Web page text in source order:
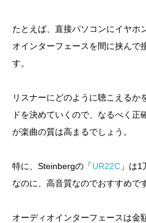
たとえば、直接パソコンにイヤホ
オインターフェースを間に挟んで
す。
リスナーにどのように聴こえるか
ドを決めていくので、なるべく
が楽曲の質は高まるでしょう。
特に、Steinbergの「UR22C 」は
なのに、高音質なのでおすすめで
オーディオインターフェースは金